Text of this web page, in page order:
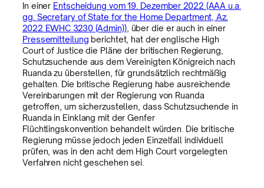
In einer Entscheidung vom 19. Dezember 2022 (AAA u.a.
gg. Secretary of State for the Home Department, Az.
2022 EWHC 3230 (Admin)), über die er auch in einer
Pressemitteilung berichtet, hat der englische High
Court of Justice die Pläne der britischen Regierung,
Schutzsuchende aus dem Vereinigten Königreich nach
Ruanda zu überstellen, für grundsätzlich rechtmäßig
gehalten. Die britische Regierung habe ausreichende
Vereinbarungen mit der Regierung von Ruanda
getroffen, um sicherzustellen, dass Schutzsuchende in
Ruanda in Einklang mit der Genfer
Flüchtlingskonvention behandelt würden. Die britische
Regierung müsse jedoch jeden Einzelfall individuell
prüfen, was in den acht dem High Court vorgelegten
Verfahren nicht geschehen sei.